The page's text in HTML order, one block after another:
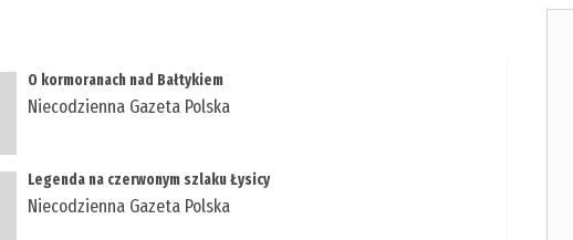
O kormoranach nad Bałtykiem
Niecodzienna Gazeta Polska
Legenda na czerwonym szlaku Łysicy
Niecodzienna Gazeta Polska